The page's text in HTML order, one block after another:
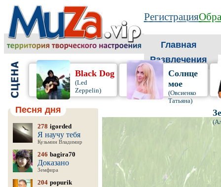
Регистрация
Главная
Развлечения
Black Dog
(Led
Zeppelin)
Солнце
мое
(Овсиенко
Татьяна)
Песня дня
278 igorded
Я научу тебя
Кузьмин Владимир
246 bagira70
Доказано
Земфира
204 popurik